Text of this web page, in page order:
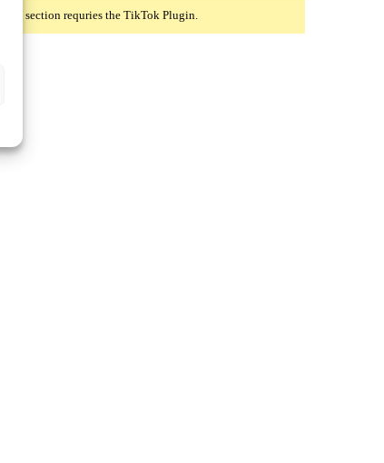
This section requries the TikTok Plugin.